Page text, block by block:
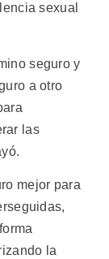
sexual
seguro y
a otro
las
mejor para
la